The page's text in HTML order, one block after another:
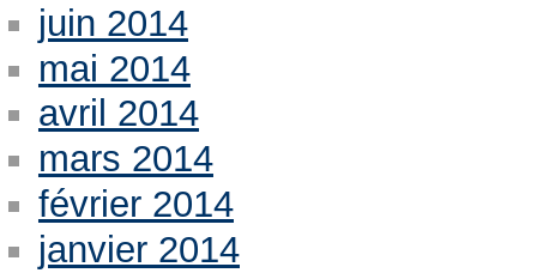
juin 2014
mai 2014
avril 2014
mars 2014
février 2014
janvier 2014